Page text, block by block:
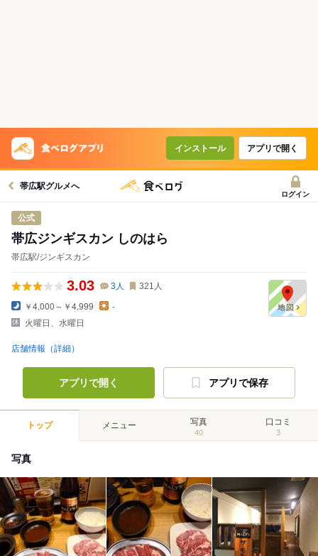
インストール アプリで開く
帯広駅グルメへ
ログイン
公式
帯広ジンギスカン しのはら
帯広駅/ジンギスカン
3.03 3人 321 人
￥4,000～￥4,999
-
火曜日、水曜日
店舗情報（詳細）
アプリで開く アプリで保存
トップ メニュー 写真
40
口コミ
3
写真